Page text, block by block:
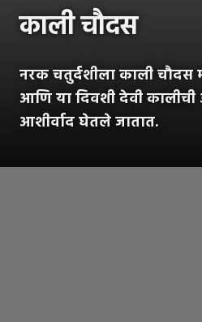
काली चौदस
नरक चतुर्दशीला काली
आणि या दिवशी देवी
आशीर्वाद घेतले जातात.